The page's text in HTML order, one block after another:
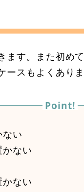
ます。また初めて
ースもよくありま
い
ない
ない